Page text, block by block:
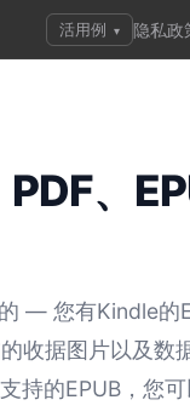
活用例 ▾ 隐私政
、
— 您有Kindle的
收据图片以及数
持的EPUB，您